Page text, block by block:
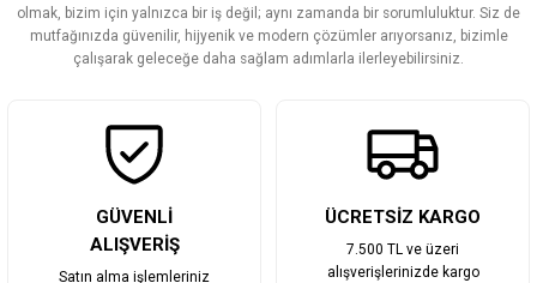
Ürün fiyatı diğer sitelerden daha pahalı.
Bu ürüne benzer farklı alternatifler olmalı.
olmak, bizim için yalnızca bir iş değil; aynı zamanda bir sorumluluktur. Siz de
mutfağınızda güvenilir, hijyenik ve modern çözümler arıyorsanız, bizimle
çalışarak geleceğe daha sağlam adımlarla ilerleyebilirsiniz.
GÜVENLİ
ALIŞVERİŞ
Satın alma işlemleriniz
ÜCRETSİZ KARGO
7.500 TL ve üzeri
alışverişlerinizde kargo